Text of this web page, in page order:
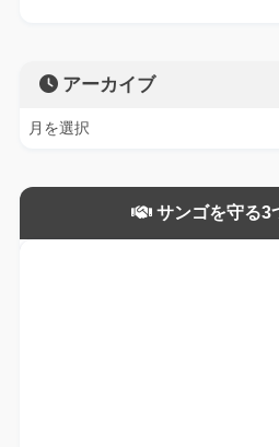
アーカイブ
サンゴを守る3